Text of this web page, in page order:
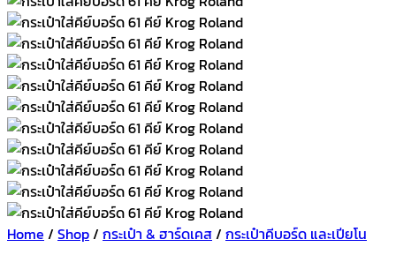
Home / Shop/ กระเป๋า & ฮาร์ดเคส/ กระเป๋าคีบอร์ด และเปียโน